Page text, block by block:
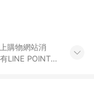
購物網站消
LINE POINTS